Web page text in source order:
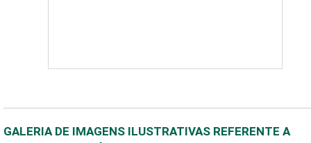
GALERIA DE IMAGENS ILUSTRATIVAS REFERENTE A